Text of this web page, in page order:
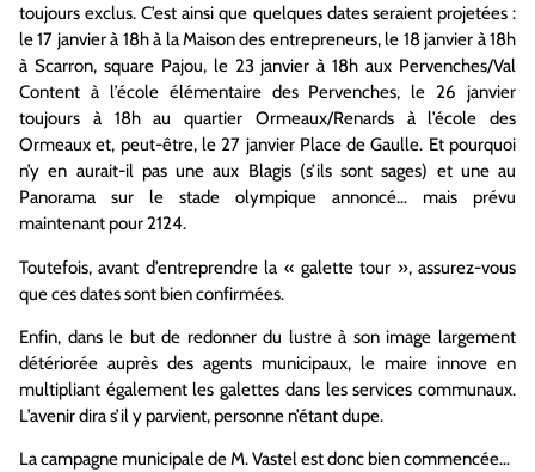
toujours exclus. C’est ainsi que quelques dates seraient projetées :
le 17 janvier à 18h à la Maison des entrepreneurs, le 18 janvier à 18h
à Scarron, square Pajou, le 23 janvier à 18h aux Pervenches/Val
Content à l’école élémentaire des Pervenches, le 26 janvier
toujours à 18h au quartier Ormeaux/Renards à l’école des
Ormeaux et, peut-être, le 27 janvier Place de Gaulle. Et pourquoi
n’y en aurait-il pas une aux Blagis (s’ils sont sages) et une au
Panorama sur le stade olympique annoncé… mais prévu
maintenant pour 2124.
Toutefois, avant d’entreprendre la « galette tour », assurez-vous
que ces dates sont bien confirmées.
Enfin, dans le but de redonner du lustre à son image largement
détériorée auprès des agents municipaux, le maire innove en
multipliant également les galettes dans les services communaux.
L’avenir dira s’il y parvient, personne n’étant dupe.
La campagne municipale de M. Vastel est donc bien commencée…